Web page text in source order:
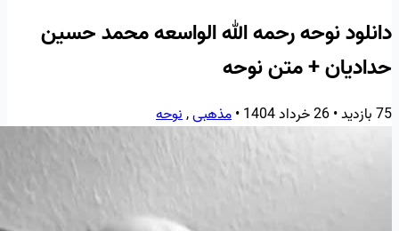
دانلود نوحه رحمه الله الواسعه محمد حسین
حدادیان + متن نوحه
75 بازدید •26 خرداد 1404 •مذهبی,نوحه